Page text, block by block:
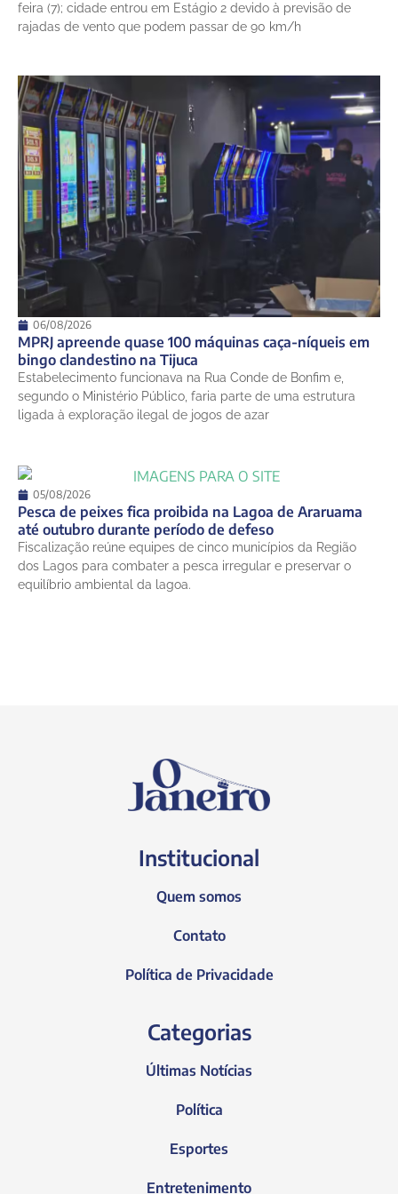
feira (7); cidade entrou em Estágio 2 devido à previsão de
rajadas de vento que podem passar de 90 km/h
06/08/2026
MPRJ apreende quase 100 máquinas caça-níqueis em
bingo clandestino na Tijuca
Estabelecimento funcionava na Rua Conde de Bonfim e,
segundo o Ministério Público, faria parte de uma estrutura
ligada à exploração ilegal de jogos de azar
05/08/2026
Pesca de peixes fica proibida na Lagoa de Araruama
até outubro durante período de defeso
Fiscalização reúne equipes de cinco municípios da Região
dos Lagos para combater a pesca irregular e preservar o
equilíbrio ambiental da lagoa.
Institucional
Quem somos
Contato
Política de Privacidade
Categorias
Últimas Notícias
Política
Esportes
Entretenimento